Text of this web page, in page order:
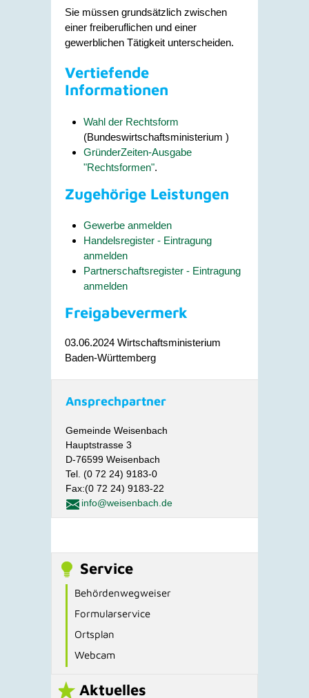
Sie müssen grundsätzlich zwischen
einer freiberuflichen und einer
gewerblichen Tätigkeit unterscheiden.
Vertiefende
Informationen
Wahl der Rechtsform
(Bundeswirtschaftsministerium )
GründerZeiten-Ausgabe
"Rechtsformen".
Zugehörige Leistungen
Gewerbe anmelden
Handelsregister - Eintragung
anmelden
Partnerschaftsregister - Eintragung
anmelden
Freigabevermerk
03.06.2024 Wirtschaftsministerium
Baden-Württemberg
Ansprechpartner
Gemeinde Weisenbach
Hauptstrasse 3
D-76599 Weisenbach
Tel. (0 72 24) 9183-0
Fax:(0 72 24) 9183-22
info@weisenbach.de
Service
Behördenwegweiser
Formularservice
Ortsplan
Webcam
Aktuelles